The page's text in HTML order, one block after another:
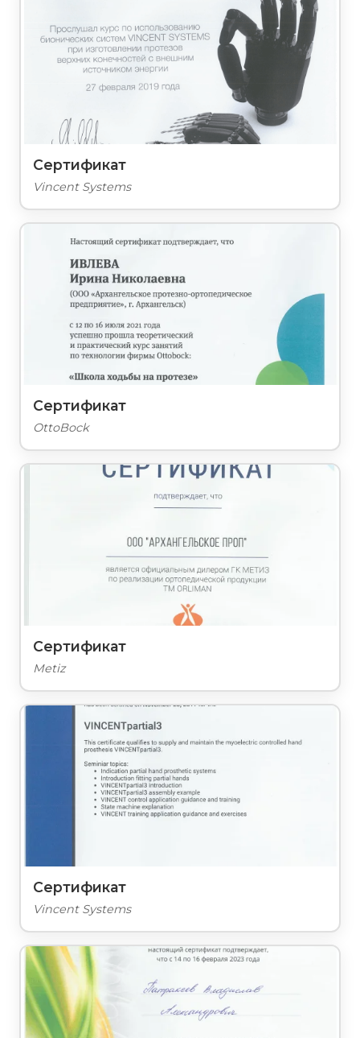
Сертификат
Vincent Systems
Сертификат
OttoBock
Сертификат
Metiz
Сертификат
Vincent Systems